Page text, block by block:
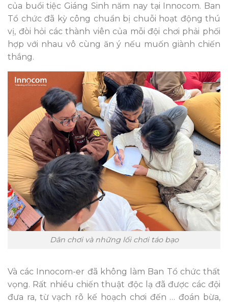
của buổi tiệc Giáng Sinh năm nay tại Innocom. Ban
Tổ chức đã kỳ công chuẩn bị chuỗi hoạt động thú
vị, đòi hỏi các thành viên của mỗi đội chơi phải phối
hợp với nhau vô cùng ăn ý nếu muốn giành chiến
thắng.
Dân chơi và những lối chơi táo bạo
Và các Innocom-er đã không làm Ban Tổ chức thất
vọng. Rất nhiều chiến thuật độc lạ đã được các đội
đưa ra, từ vạch rõ kế hoạch chơi đến … đoán bừa,